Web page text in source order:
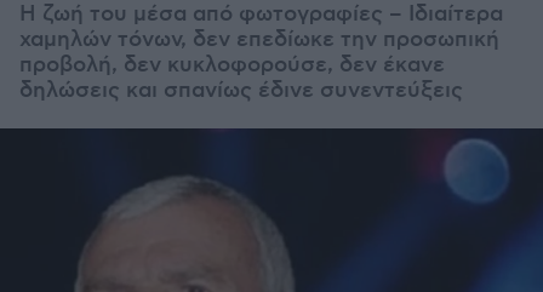
Η ζωή του μέσα από φωτογραφίες – Ιδιαίτερα
χαμηλών τόνων, δεν επεδίωκε την προσωπική
προβολή, δεν κυκλοφορούσε, δεν έκανε
δηλώσεις και σπανίως έδινε συνεντεύξεις